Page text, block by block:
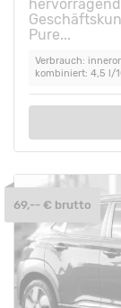
Pure...
Verbrauch:
kombiniert: 4,5 l/
69,-- € brutto